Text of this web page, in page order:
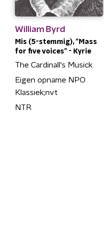
William Byrd
Mis (5-stemmig), "Mass
for five voices" - Kyrie
The Cardinall's Musick
Eigen opname NPO
Klassiek;nvt
NTR